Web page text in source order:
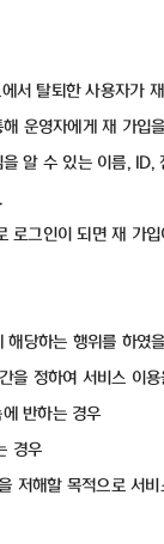
서 탈퇴한 사용자가
운영자에게 재 가입
알 수 있는 이름, ID,
로그인이 되면 재 가
당하는 행위를 하였
을 정하여 서비스 이
반하는 경우
경우
저해할 목적으로 서